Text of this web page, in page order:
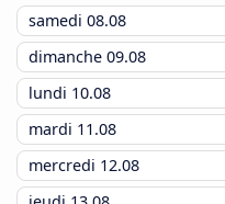
samedi 08.08
dimanche 09.08
lundi 10.08
mardi 11.08
mercredi 12.08